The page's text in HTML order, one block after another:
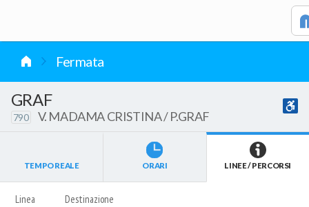
Fermata
GRAF
790 V. MADAMA CRISTINA / P.GRAF
TEMPO REALE ORARI LINEE / PERCORSI
Linea Destinazione